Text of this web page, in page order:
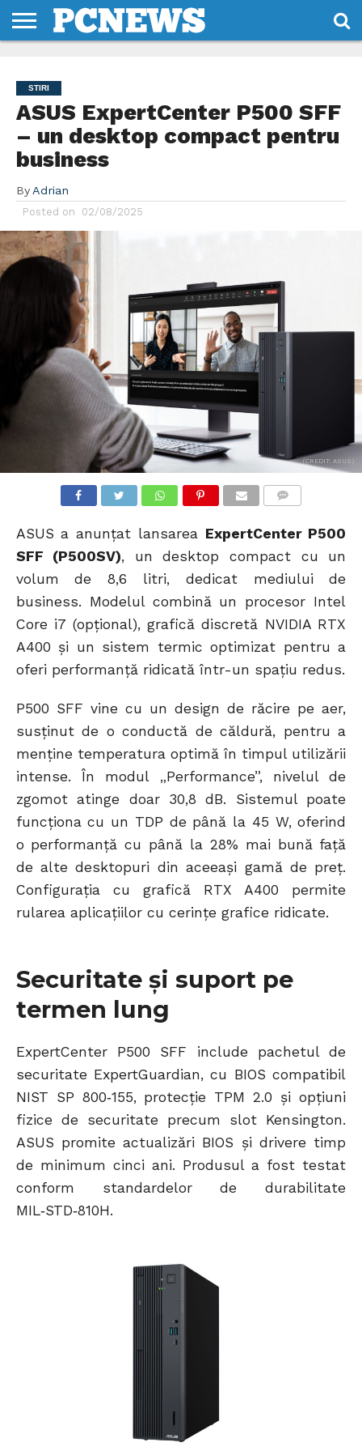
NOI
SI
CONDITII
STIRI
ASUS ExpertCenter P500 SFF
– un desktop compact pentru
business
By Adrian
Posted on 02/08/2025
(CREDIT: ASUS)
ASUS a anunțat lansarea ExpertCenter P500
SFF (P500SV), un desktop compact cu un
volum de 8,6 litri, dedicat mediului de
business. Modelul combină un procesor Intel
Core i7 (opțional), grafică discretă NVIDIA RTX
A400 și un sistem termic optimizat pentru a
oferi performanță ridicată într-un spațiu redus.
P500 SFF vine cu un design de răcire pe aer,
susținut de o conductă de căldură, pentru a
menține temperatura optimă în timpul utilizării
intense. În modul „Performance”, nivelul de
zgomot atinge doar 30,8 dB. Sistemul poate
funcționa cu un TDP de până la 45 W, oferind
o performanță cu până la 28% mai bună față
de alte desktopuri din aceeași gamă de preț.
Configurația cu grafică RTX A400 permite
rularea aplicațiilor cu cerințe grafice ridicate.
Securitate și suport pe
termen lung
ExpertCenter P500 SFF include pachetul de
securitate ExpertGuardian, cu BIOS compatibil
NIST SP 800‑155, protecție TPM 2.0 și opțiuni
fizice de securitate precum slot Kensington.
ASUS promite actualizări BIOS și drivere timp
de minimum cinci ani. Produsul a fost testat
conform standardelor de durabilitate
MIL‑STD‑810H.